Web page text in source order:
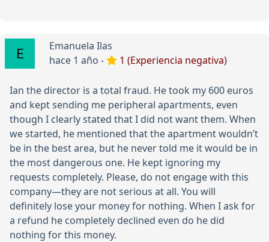
Emanuela Ilas
hace 1 año -
1 (Experiencia negativa)
Ian the director is a total fraud. He took my 600 euros
and kept sending me peripheral apartments, even
though I clearly stated that I did not want them. When
we started, he mentioned that the apartment wouldn’t
be in the best area, but he never told me it would be in
the most dangerous one. He kept ignoring my
requests completely. Please, do not engage with this
company—they are not serious at all. You will
definitely lose your money for nothing. When I ask for
a refund he completely declined even do he did
nothing for this money.